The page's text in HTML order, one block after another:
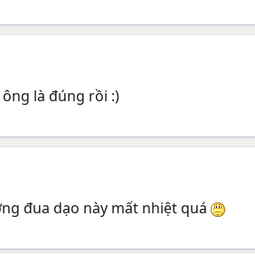
là đúng rồi :)
đua dạo này mất nhiệt quá